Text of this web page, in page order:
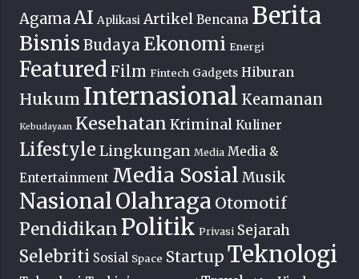
AgamaAI Aplikasi Artikel Bencana Berita
Bisnis Budaya Ekonomi Energi
Featured Film Fintech Gadgets Hiburan
Hukum Internasional Keamanan
Kebudayaan Kesehatan Kriminal Kuliner
Lifestyle Lingkungan Media Media &
Entertainment Media Sosial Musik
NasionalOlahraga Otomotif
Pendidikan Politik Privasi Sejarah
Selebriti Sosial Space Startup Teknologi